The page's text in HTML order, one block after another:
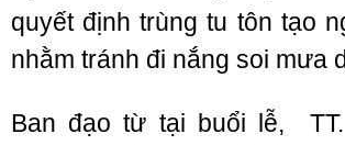
quyết định trùng tu tôn tạo
nhằm tránh đi nắng soi mưa
Ban đạo từ tại buổi lễ,